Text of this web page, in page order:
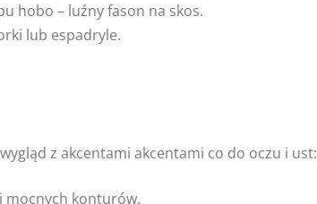
hobo – luźny fason na skos.
lub espadryle.
z akcentami akcentami co do oczu i ust:
mocnych konturów.